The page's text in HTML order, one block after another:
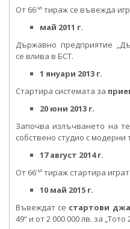
От 66-и тираж се въвежда
май 2011 г.
Държавно предприятие
се влива в БСТ.
1 януари 2013 г.
Стартира системата за
20 юни 2013 г.
Започва излъчването на
собствено студио с
17 август 2014 г.
От 66-и тираж стартира
10 май 2015 г.
Въвеждат се стартови
49“ и от 2 000 000 лв. за „Тото